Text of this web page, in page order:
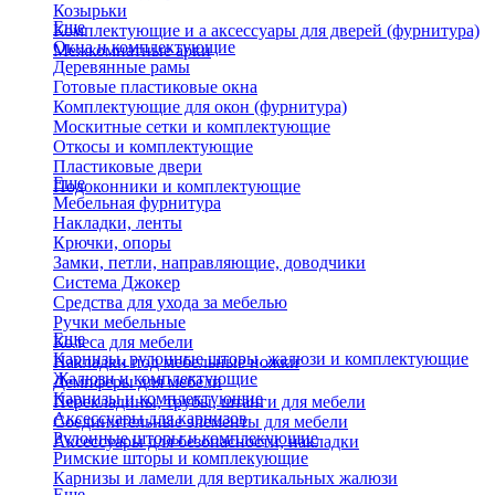
Козырьки
Комплектующие и а аксессуары для дверей (фурнитура)
Межкомнатные арки
Еще
Окна и комплектующие
Деревянные рамы
Готовые пластиковые окна
Комплектующие для окон (фурнитура)
Москитные сетки и комплектующие
Откосы и комплектующие
Пластиковые двери
Подоконники и комплектующие
Еще
Мебельная фурнитура
Накладки, ленты
Крючки, опоры
Замки, петли, направляющие, доводчики
Система Джокер
Средства для ухода за мебелью
Ручки мебельные
Колеса для мебели
Накладки под мебельные ножки
Демпферы для мебели
Перекладины, трубы, штанги для мебели
Соединительные элементы для мебели
Аксессуары для безопасности, накладки
Еще
Карнизы, рулонные шторы, жалюзи и комплектующие
Жалюзи и комплектующие
Карнизы и комплектующие
Аксессуары для карнизов
Рулонные шторы и комплекующие
Римские шторы и комплекующие
Карнизы и ламели для вертикальных жалюзи